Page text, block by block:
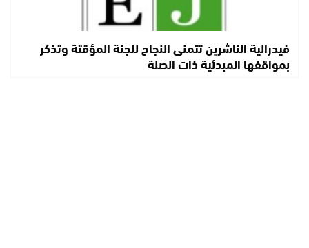
فيدرالية الناشرين تتمنى النجاح للجنة المؤقتة وتذكر
بمواقفها المبدئية ذات الصلة